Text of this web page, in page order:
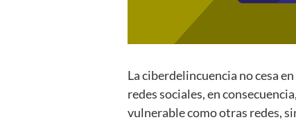
La ciberdelincuencia no cesa
redes sociales, en
vulnerable como otras redes,